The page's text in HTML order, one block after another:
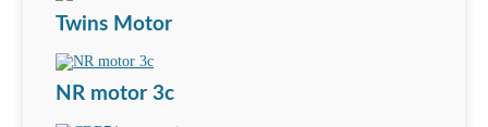
Twins Motor
NR motor 3c